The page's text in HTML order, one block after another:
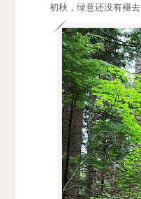
初秋，绿意还没有褪去